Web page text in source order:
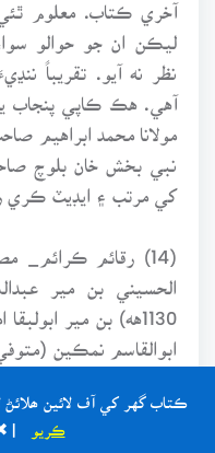
ڪتاب گهر کي آف لائين
| ✖
آخري ڪتاب. معلوم
ليڪن ان جو حوالو
نظر نه آيو. تقريباً
آهي. هڪ ڪاپي پنجاب
مولانا محمد ابراهيم
نبي بخش خان بلوچ
کي مرتب ۽ ايڊيٽ ڪري
(14) رقائم ڪرائم_
الحسيني بن مير
ابوالقاسم نمڪين (متوفي 1018هه)؛ تصنيف، بعد
اهي خط به آهن
عبدالڪريم ڏانهن